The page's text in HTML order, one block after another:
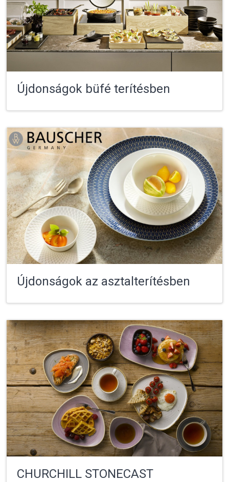
Újdonságok büfé terítésben
Újdonságok az asztalterítésben
CHURCHILL STONECAST